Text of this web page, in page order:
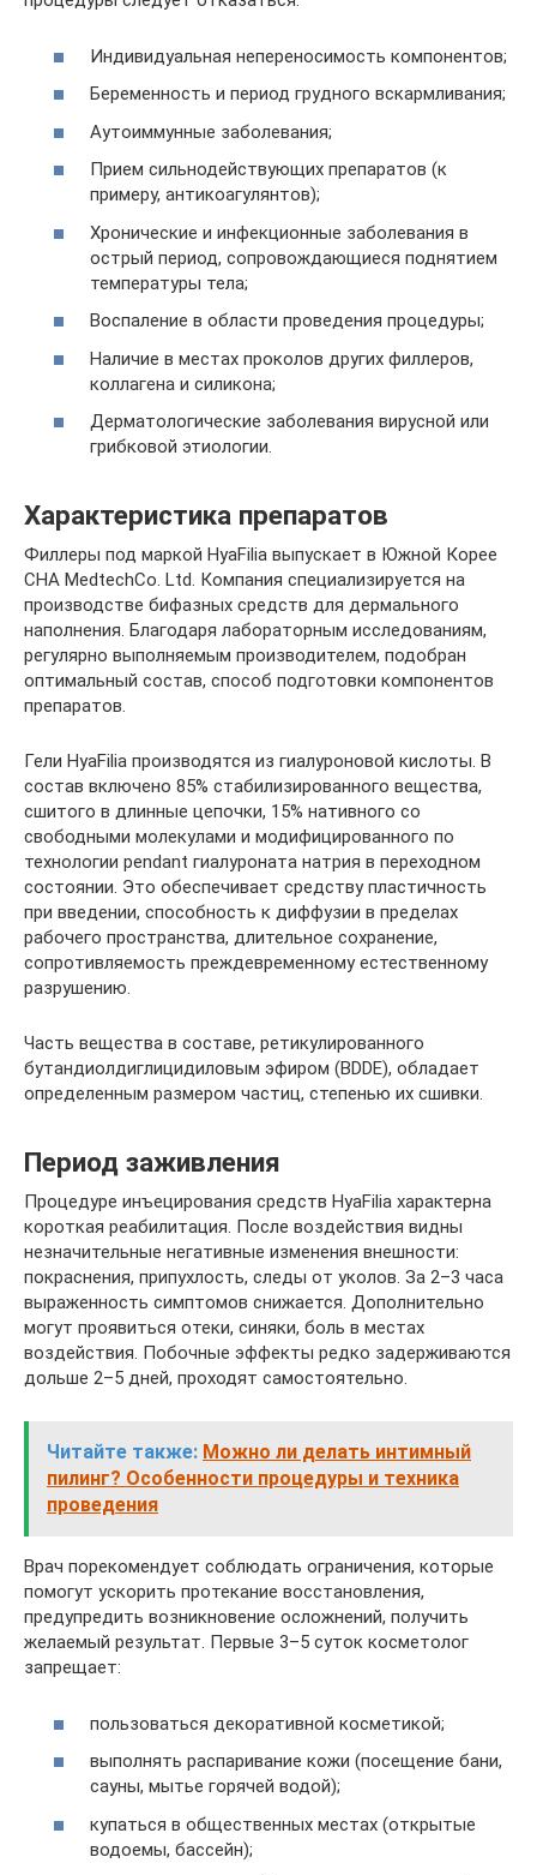
Индивидуальная непереносимость компонентов;
Беременность и период грудного вскармливания;
Аутоиммунные заболевания;
Прием сильнодействующих препаратов (к
примеру, антикоагулянтов);
Хронические и инфекционные заболевания в
острый период, сопровождающиеся поднятием
температуры тела;
Воспаление в области проведения процедуры;
Наличие в местах проколов других филлеров,
коллагена и силикона;
Дерматологические заболевания вирусной или
грибковой этиологии.
Характеристика препаратов
Филлеры под маркой HyaFilia выпускает в Южной Корее
СНА MedtechCo. Ltd. Компания специализируется на
производстве бифазных средств для дермального
наполнения. Благодаря лабораторным исследованиям,
регулярно выполняемым производителем, подобран
оптимальный состав, способ подготовки компонентов
препаратов.
Гели HyaFilia производятся из гиалуроновой кислоты. В
состав включено 85% стабилизированного вещества,
сшитого в длинные цепочки, 15% нативного со
свободными молекулами и модифицированного по
технологии pendant гиалуроната натрия в переходном
состоянии. Это обеспечивает средству пластичность
при введении, способность к диффузии в пределах
рабочего пространства, длительное сохранение,
сопротивляемость преждевременному естественному
разрушению.
Часть вещества в составе, ретикулированного
бутандиолдиглицидиловым эфиром (BDDE), обладает
определенным размером частиц, степенью их сшивки.
Период заживления
Процедуре инъецирования средств HyaFilia характерна
короткая реабилитация. После воздействия видны
незначительные негативные изменения внешности:
покраснения, припухлость, следы от уколов. За 2–3 часа
выраженность симптомов снижается. Дополнительно
могут проявиться отеки, синяки, боль в местах
воздействия. Побочные эффекты редко задерживаются
дольше 2–5 дней, проходят самостоятельно.
Читайте также: Можно ли делать интимный
пилинг? Особенности процедуры и техника
проведения
Врач порекомендует соблюдать ограничения, которые
помогут ускорить протекание восстановления,
предупредить возникновение осложнений, получить
желаемый результат. Первые 3–5 суток косметолог
запрещает:
пользоваться декоративной косметикой;
выполнять распаривание кожи (посещение бани,
сауны, мытье горячей водой);
купаться в общественных местах (открытые
водоемы, бассейн);